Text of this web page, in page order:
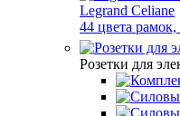
Legrand Celiane
44 цвета
Розетки для